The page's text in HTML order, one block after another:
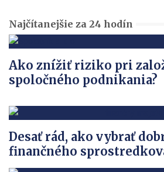
Najčítanejšie za 24 hodín
Ako znížiť riziko pri
spoločného podnikania?
Desať rád, ako vybrať
finančného